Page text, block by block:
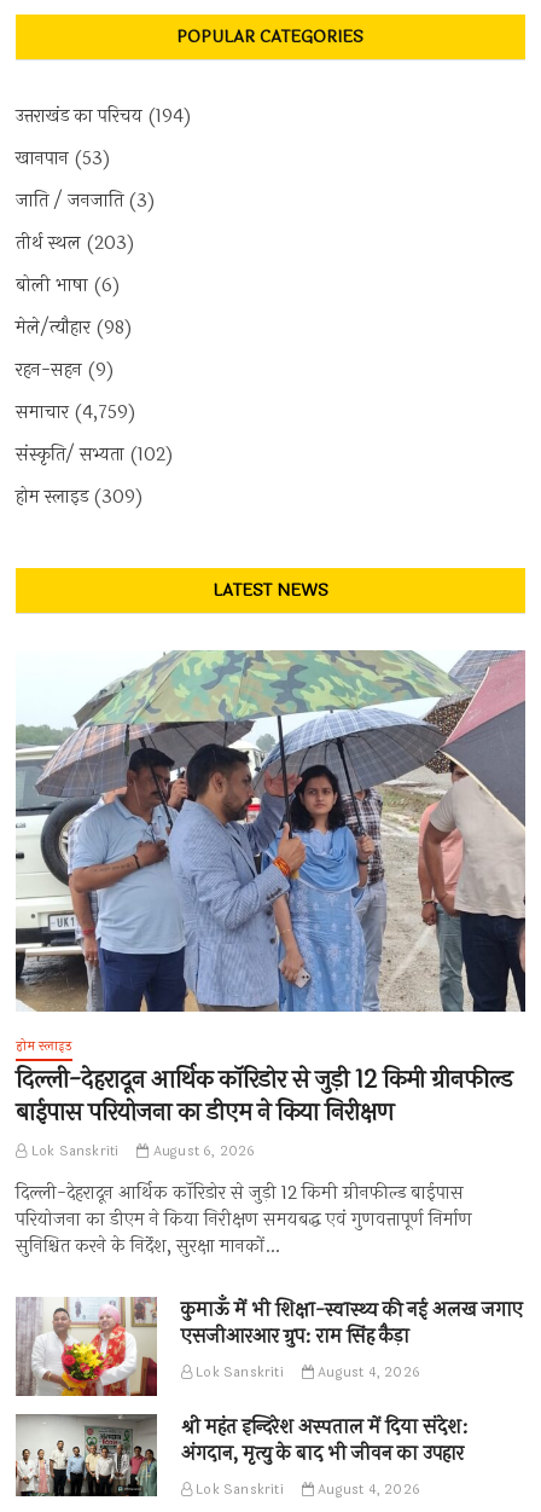
POPULAR CATEGORIES
उत्तराखंड का परिचय (194)
खानपान (53)
जाति / जनजाति(3)
तीर्थ स्थल (203)
बोली भाषा (6)
मेले/त्यौहार(98)
रहन-सहन (9)
समाचार(4,759)
संस्कृति/ सभ्यता (102)
होम स्लाइड(309)
LATEST NEWS
होम स्लाइड
दिल्ली-देहरादून आर्थिक कॉरिडोर से जुड़ी 12 किमी ग्रीनफील्ड
बाईपास परियोजना का डीएम ने किया निरीक्षण
Lok Sanskriti August 6, 2026
दिल्ली-देहरादून आर्थिक कॉरिडोर से जुड़ी 12 किमी ग्रीनफील्ड बाईपास
परियोजना का डीएम ने किया निरीक्षण समयबद्ध एवं गुणवत्तापूर्ण निर्माण
सुनिश्चित करने के निर्देश, सुरक्षा मानकों…
कुमाऊँ में भी शिक्षा-स्वास्थ्य की नई अलख जगाए
एसजीआरआर ग्रुप: राम सिंह कैड़ा
Lok Sanskriti August 4, 2026
श्री महंत इन्दिरेश अस्पताल में दिया संदेश:
अंगदान, मृत्यु के बाद भी जीवन का उपहार
Lok Sanskriti August 4, 2026